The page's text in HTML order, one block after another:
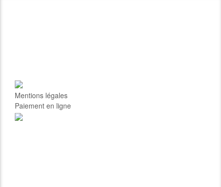
Mentions légales
Paiement en ligne